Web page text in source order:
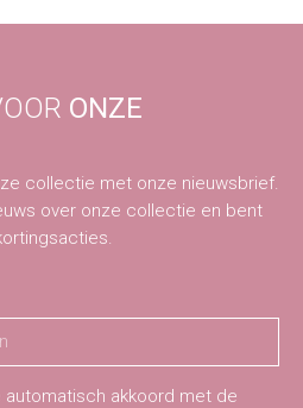
ONZE
collectie met onze nieuwsbrief.
over onze collectie en bent
automatisch akkoord met de